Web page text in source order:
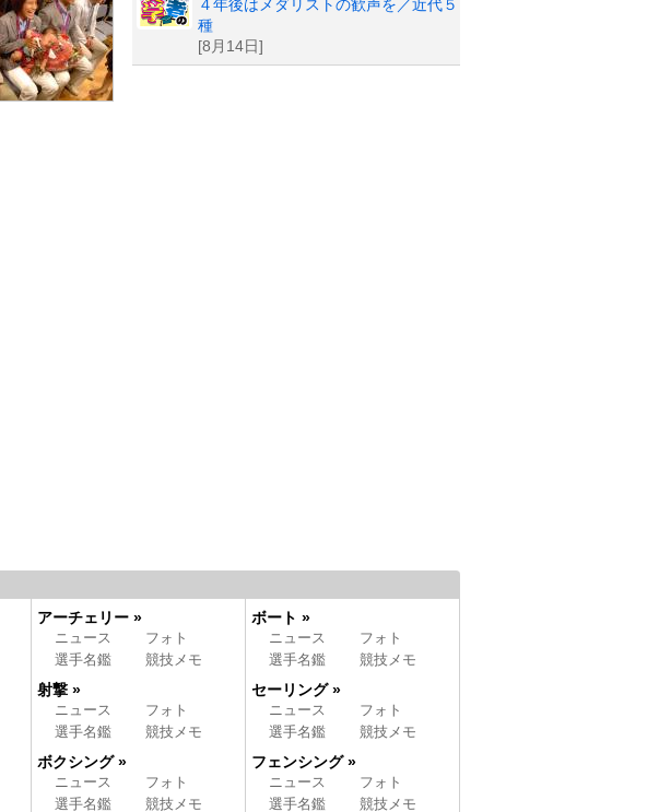
４年後はメダリストの歓声を／近代５
種
[8月14日]
アーチェリー »
ニュース
フォト
選手名鑑
競技メモ
射撃 »
ニュース
フォト
選手名鑑
競技メモ
ボクシング »
ニュース
フォト
選手名鑑
競技メモ
ボート »
ニュース
フォト
選手名鑑
競技メモ
セーリング »
ニュース
フォト
選手名鑑
競技メモ
フェンシング »
ニュース
フォト
選手名鑑
競技メモ